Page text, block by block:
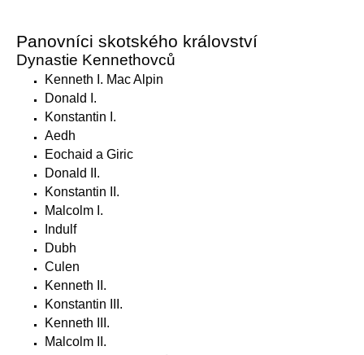
Panovníci skotského království
Dynastie Kennethovců
Kenneth I. Mac Alpin
Donald I.
Konstantin I.
Aedh
Eochaid a Giric
Donald II.
Konstantin II.
Malcolm I.
Indulf
Dubh
Culen
Kenneth II.
Konstantin III.
Kenneth III.
Malcolm II.